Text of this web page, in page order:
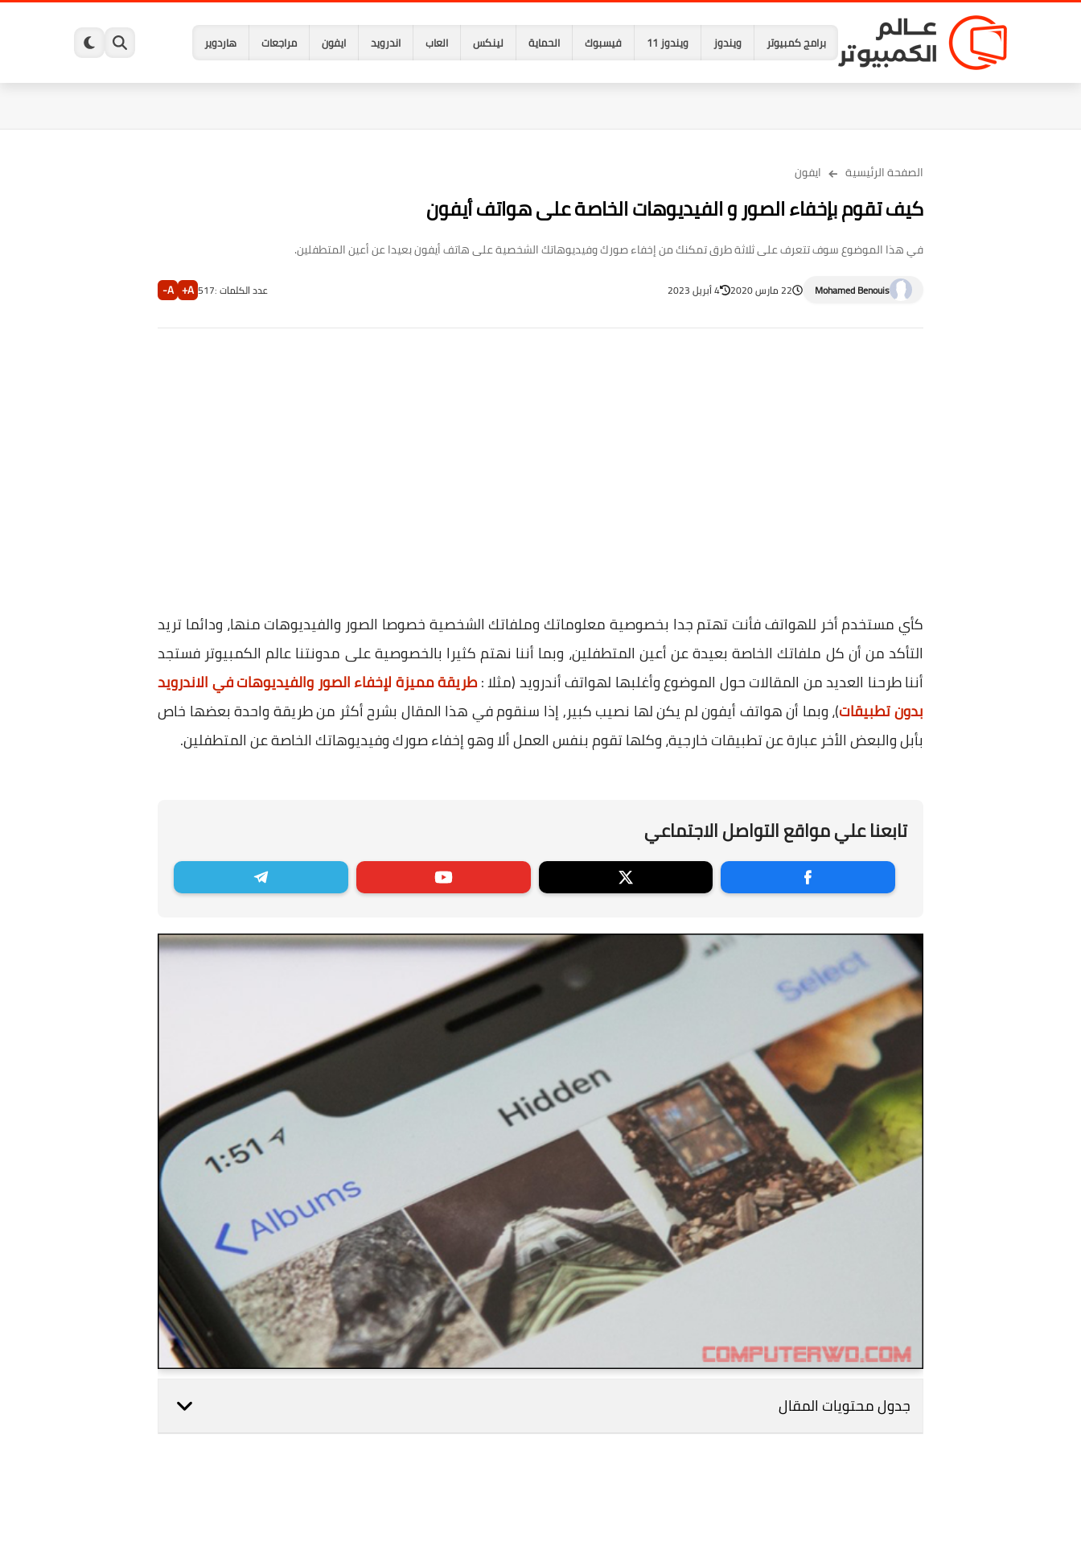
برامج كمبيوتر ويندوز ويندوز 11 فيسبوك الحماية لينكس العاب اندرويد ايفون مراجعات هاردوير
الصفحة الرئيسية ايفون
كيف تقوم بإخفاء الصور و الفيديوهات الخاصة على هواتف أيفون
في هذا الموضوع سوف تتعرف على ثلاثة طرق تمكنك من إخفاء صورك وفيديوهاتك الشخصية على هاتف أيفون بعيدا عن أعين المتطفلين.
Mohamed Benouis 22 مارس 2020 4 أبريل 2023 عدد الكلمات :517
A+
A-
كأي مستخدم أخر للهواتف فأنت تهتم جدا بخصوصية معلوماتك وملفاتك الشخصية خصوصا الصور والفيديوهات منها، ودائما تريد
التأكد من أن كل ملفاتك الخاصة بعيدة عن أعين المتطفلين، وبما أننا نهتم كثيرا بالخصوصية على مدونتنا عالم الكمبيوتر فستجد
أننا طرحنا العديد من المقالات حول الموضوع وأغلبها لهواتف أندرويد (مثلا :طريقة مميزة لإخفاء الصور والفيديوهات في الاندرويد
بدون تطبيقات)، وبما أن هواتف أيفون لم يكن لها نصيب كبير, إذا سنقوم في هذا المقال بشرح أكثر من طريقة واحدة بعضها خاص
بأبل والبعض الأخر عبارة عن تطبيقات خارجية، وكلها تقوم بنفس العمل ألا وهو إخفاء صورك وفيديوهاتك الخاصة عن المتطفلين.
تابعنا علي مواقع التواصل الاجتماعي
جدول محتويات المقال